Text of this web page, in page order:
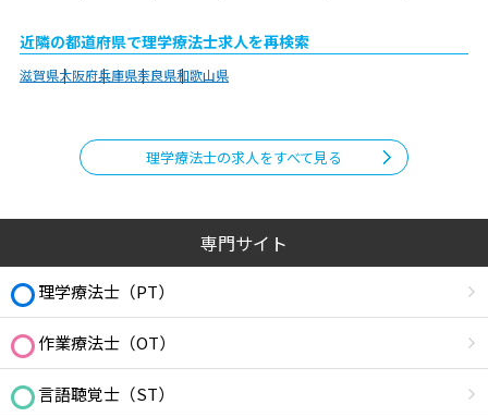
近隣の都道府県で理学療法士求人を再検索
滋賀県大阪府兵庫県奈良県和歌山県
理学療法士の求人をすべて見る
専門サイト
理学療法士（PT）
作業療法士（OT）
言語聴覚士（ST）